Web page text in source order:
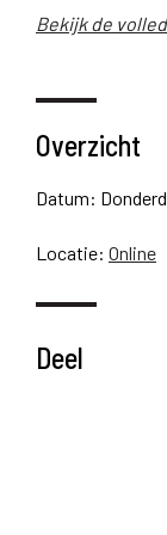
Bekijk de
Overzicht
Datum:
Locatie: Online
Deel